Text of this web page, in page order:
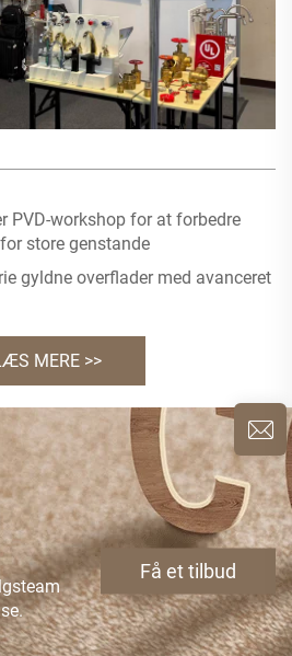
PVD-workshop for at forbedre
store genstande
gyldne overflader med avanceret
MERE >>
Få et tilbud